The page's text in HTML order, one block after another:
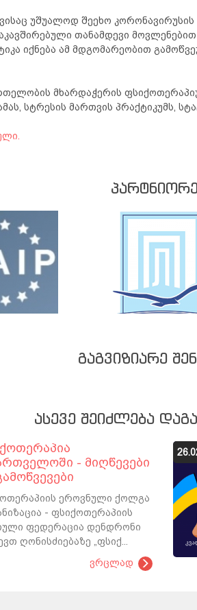
უშუალოდ შეეხო კორონავირუსის
თანამდევი
იქნება ამ მდგომარეობით
მხარდაჭერის
სტრესის მართვის პრაქტიკუმს,
ᲒᲐᲒᲕᲘᲖᲘᲐᲠᲔ
ᲐᲡᲔᲕᲔ ᲨᲔᲘᲫᲚᲔᲑᲐ
- მიღწევები
ეროვნული ქოლგა
- ფსიქოთერაპიის
ფედერაცია დენდრონი
ღონისძიებაზე „ფსიქ...
ვრცლად